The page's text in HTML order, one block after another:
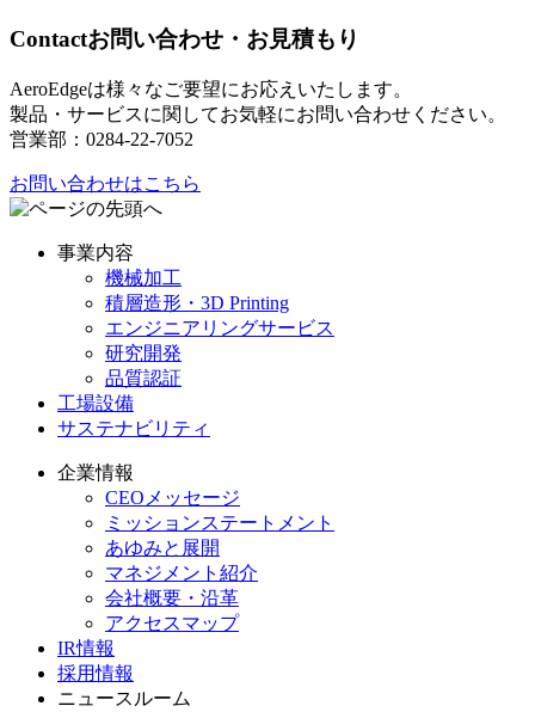
Contactお問い合わせ・お見積もり
AeroEdgeは様々なご要望にお応えいたします。
製品・サービスに関してお気軽にお問い合わせください。
営業部：0284-22-7052
お問い合わせはこちら
事業内容
機械加工
積層造形・3D Printing
エンジニアリングサービス
研究開発
品質認証
工場設備
サステナビリティ
企業情報
CEOメッセージ
ミッションステートメント
あゆみと展開
マネジメント紹介
会社概要・沿革
アクセスマップ
IR情報
採用情報
ニュースルーム